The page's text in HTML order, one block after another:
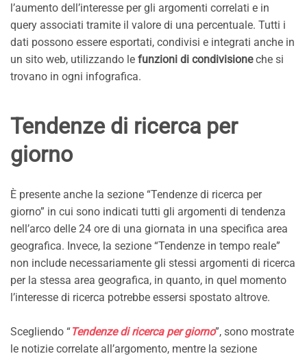
l’aumento dell’interesse per gli argomenti correlati e in
query associati tramite il valore di una percentuale. Tutti i
dati possono essere esportati, condivisi e integrati anche in
un sito web, utilizzando le funzioni di condivisioneche si
trovano in ogni infografica.
Tendenze di ricerca per
giorno
È presente anche la sezione “Tendenze di ricerca per
giorno” in cui sono indicati tutti gli argomenti di tendenza
nell’arco delle 24 ore di una giornata in una specifica area
geografica. Invece, la sezione “Tendenze in tempo reale”
non include necessariamente gli stessi argomenti di ricerca
per la stessa area geografica, in quanto, in quel momento
l’interesse di ricerca potrebbe essersi spostato altrove.
Scegliendo “Tendenze di ricerca per giorno”, sono mostrate
le notizie correlate all’argomento, mentre la sezione